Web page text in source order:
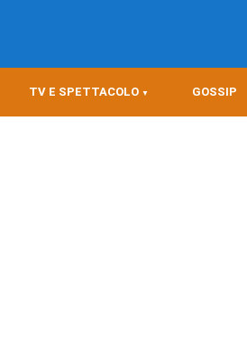
TV E SPETTACOLO GOSSIP